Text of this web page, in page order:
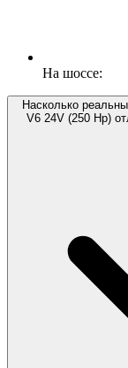
На шоссе:
Насколько
V6 24V (250 Hp)